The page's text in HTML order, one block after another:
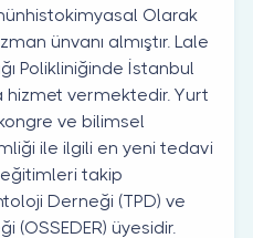
Olarak
ünvanı almıştır. Lale
Polikliniğinde İstanbul
hizmet vermektedir. Yurt
ve bilimsel
ile ilgili en yeni tedavi
takip
Derneği (TPD) ve
üyesidir.